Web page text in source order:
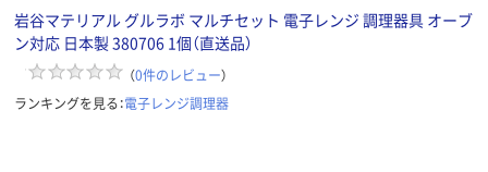
岩谷マテリアル グルラボ マルチセット 電子レンジ 調理器具 オーブ
ン対応 日本製 380706 1個（直送品）
（0件のレビュー）
ランキングを見る：電子レンジ調理器